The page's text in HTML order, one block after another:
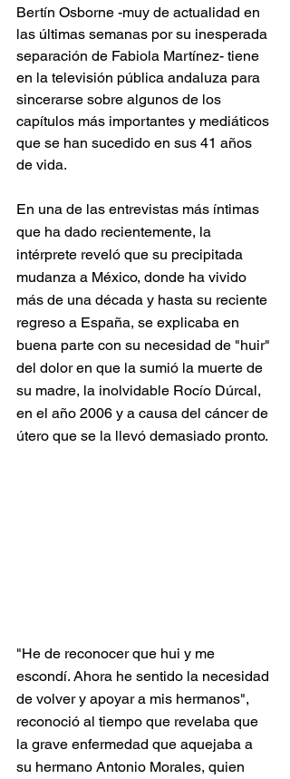
Bertín Osborne -muy de actualidad en
las últimas semanas por su inesperada
separación de Fabiola Martínez- tiene
en la televisión pública andaluza para
sincerarse sobre algunos de los
capítulos más importantes y mediáticos
que se han sucedido en sus 41 años
de vida.
En una de las entrevistas más íntimas
que ha dado recientemente, la
intérprete reveló que su precipitada
mudanza a México, donde ha vivido
más de una década y hasta su reciente
regreso a España, se explicaba en
buena parte con su necesidad de "huir"
del dolor en que la sumió la muerte de
su madre, la inolvidable Rocío Dúrcal,
en el año 2006 y a causa del cáncer de
útero que se la llevó demasiado pronto.
"He de reconocer que hui y me
escondí. Ahora he sentido la necesidad
de volver y apoyar a mis hermanos",
reconoció al tiempo que revelaba que
la grave enfermedad que aquejaba a
su hermano Antonio Morales, quien